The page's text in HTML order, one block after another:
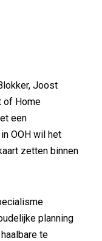
Joost
of Home
een
OOH wil het
zetten binnen
planning
te